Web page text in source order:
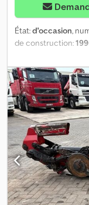
État:d'occasion,
de construction:
lors de la demande
1996 Non certifié
Télécommande
supplémentaire
Poids à vide : 11
complémentaires =
contacter ATS